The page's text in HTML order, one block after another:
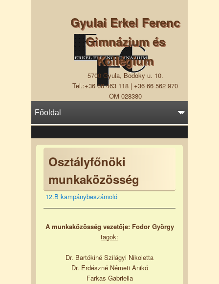
Gyulai Erkel Ferenc
Gimnázium és
Kollégium
5700 Gyula, Bodoky u. 10.
Tel.:+36 66 463 118 | +36 66 562 970
OM 028380
Osztályfőnöki
munkaközösség
12.B kampánybeszámoló
A munkaközösség vezetője: Fodor György
tagok:
Dr. Bartókiné Szilágyi Nikoletta
Dr. Erdészné Németi Anikó
Farkas Gabriella